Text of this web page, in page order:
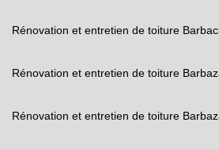
Rénovation et entretien de toiture
Rénovation et entretien de toiture
Rénovation et entretien de toiture